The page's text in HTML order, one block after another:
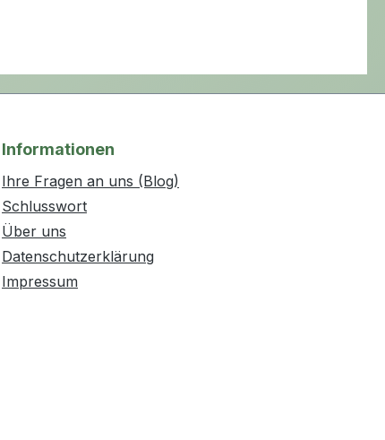
Informationen
Ihre Fragen an uns (Blog)
Schlusswort
Über uns
Datenschutzerklärung
Impressum